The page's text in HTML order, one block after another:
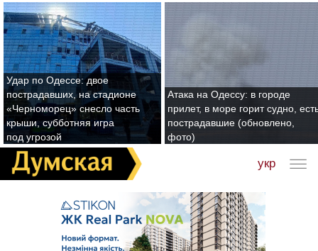
Удар по Одессе: двое
пострадавших, на стадионе
«Черноморец» снесло часть
крыши, субботняя игра
под угрозой
Атака на Одессу: в городе
прилет, в море горит судно,
пострадавшие (обновлено,
фото)
укр